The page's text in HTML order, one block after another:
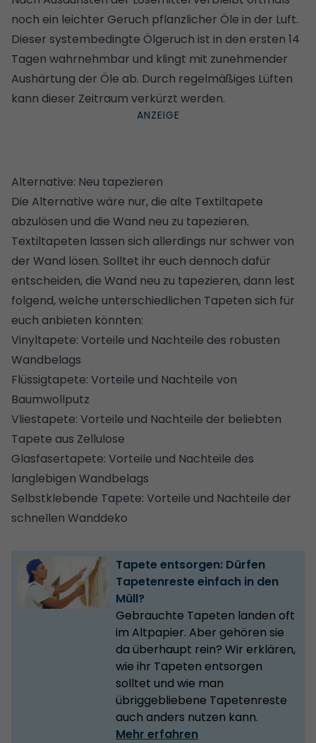
noch ein leichter Geruch pflanzlicher Öle in der Luft.
Dieser systembedingte Ölgeruch ist in den ersten 14
Tagen wahrnehmbar und klingt mit zunehmender
Aushärtung der Öle ab. Durch regelmäßiges Lüften
kann dieser Zeitraum verkürzt werden.
Alternative: Neu tapezieren
Die Alternative wäre nur, die alte Textiltapete
abzulösen und die Wand neu zu tapezieren.
Textiltapeten lassen sich allerdings nur schwer von
der Wand lösen. Solltet ihr euch dennoch dafür
entscheiden, die Wand neu zu tapezieren, dann lest
folgend, welche unterschiedlichen Tapeten sich für
euch anbieten könnten:
Vinyltapete: Vorteile und Nachteile des robusten
Wandbelags
Flüssigtapete: Vorteile und Nachteile von
Baumwollputz
Vliestapete: Vorteile und Nachteile der beliebten
Tapete aus Zellulose
Glasfasertapete: Vorteile und Nachteile des
langlebigen Wandbelags
Selbstklebende Tapete: Vorteile und Nachteile der
schnellen Wanddeko
Tapete entsorgen: Dürfen
Tapetenreste einfach in den
Müll?
Gebrauchte Tapeten landen oft
im Altpapier. Aber gehören sie
da überhaupt rein? Wir erklären,
wie ihr Tapeten entsorgen
solltet und wie man
übriggebliebene Tapetenreste
auch anders nutzen kann.
Mehr erfahren